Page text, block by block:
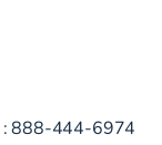
: 888-444-6974